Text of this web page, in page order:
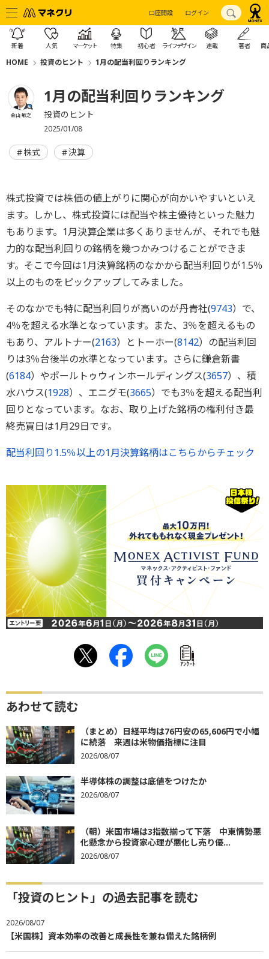
口座開設 ログイン
新着 人気 マーケット 特集 初心者 ライフデザイン 連載 著者 商
HOME 投資のヒント 1月の配当利回りランキング
金山 敏之
1月の配当利回りランキング
投資のヒント
2025/01/08
株式 決算
株式投資では株価の値上がりに関心が向かいやすいといえ
ます。しかし、株式投資には配当や株主優待といった魅力
もあります。1月決算企業は多くありませんが、それでも魅
力的な配当利回りの銘柄を幾つかみつけることができま
す。そこで今回は1月決算銘柄のなかから配当利回りが1.5％
以上のものをピックアップしてみました。
そのなかでも特に配当利回りが高いのが丹青社(9743）で、
4％を超える水準となっています。また、3％を超えるもの
もあり、アルトナー(2163）とトーホー(8142）の配当利回
りは3％台後半の水準となっています。さらに鎌倉新書
(6184）やポールトゥウィンホールディングス(3657）、積
水ハウス(1928）、エニグモ(3665）でも3％を超える配当利
回りとなっています。なお、取り上げた銘柄の権利付き最
終売買日は1月29日です。
配当利回り1.5％以上の1月決算銘柄はこちらからチェック
ｱﾝｹｰﾄ
あわせて読む
（まとめ）日経平均は76円安の65,606円で小幅
に続落 来週は米物価指標に注目
2026/08/07
半導体株の調整は底値をつけたか
2026/08/07
（朝）米国市場は3指数揃って下落 中東情勢悪
化懸念から投資家心理が悪化し売り優...
2026/08/07
「投資のヒント」の過去記事を読む
2026/08/07
【米国株】資本効率の改善と成長性を兼ね備えた銘柄例